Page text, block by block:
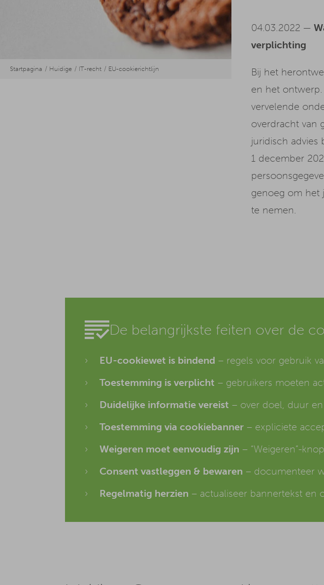
Startpagina Huidige IT-recht EU-cookierichtlijn
04.03.2022 —
verplichting
Bij het
en het
vervelende
overdracht van
juridisch advies
1 december
genoeg om het
te nemen.
De belangrijkste feiten over de
EU-cookiewet is bindend – regels voor gebruik
Toestemming is verplicht – gebruikers moeten
Duidelijke informatie vereist – over doel, duur
Toestemming via cookiebanner – expliciete
Weigeren moet eenvoudig zijn – “Weigeren”-
Consent vastleggen & bewaren – documenteer
Regelmatig herzien – actualiseer bannertekst en